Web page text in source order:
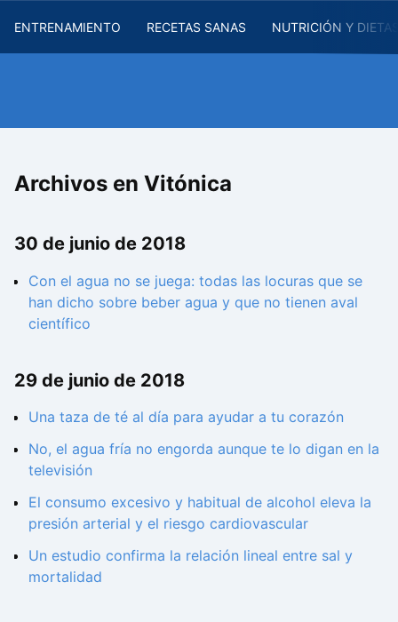
ENTRENAMIENTO RECETAS SANAS NUTRICIÓN Y
Archivos en Vitónica
30 de junio de 2018
Con el agua no se juega: todas las locuras que se
han dicho sobre beber agua y que no tienen aval
científico
29 de junio de 2018
Una taza de té al día para ayudar a tu corazón
No, el agua fría no engorda aunque te lo digan en la
televisión
El consumo excesivo y habitual de alcohol eleva la
presión arterial y el riesgo cardiovascular
Un estudio confirma la relación lineal entre sal y
mortalidad